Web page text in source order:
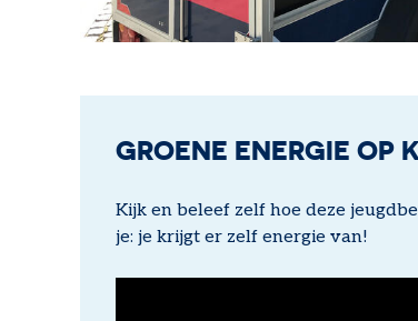
GROENE ENERGIE OP
Kijk en beleef zelf hoe deze
je: je krijgt er zelf energie van!